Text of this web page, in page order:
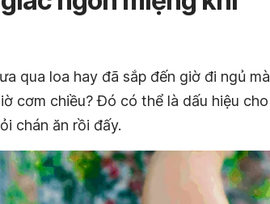
qua loa hay đã sắp đến giờ đi ngủ mà
cơm chiều? Đó có thể là dấu hiệu cho
chán ăn rồi đấy.